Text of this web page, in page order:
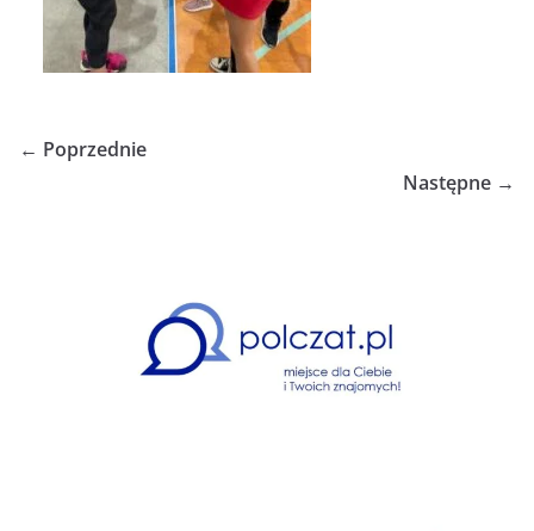
← Poprzednie
Następne →